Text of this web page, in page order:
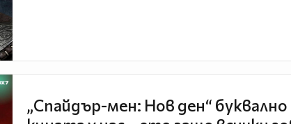
„Спайдър-мен: Нов ден“ буквално